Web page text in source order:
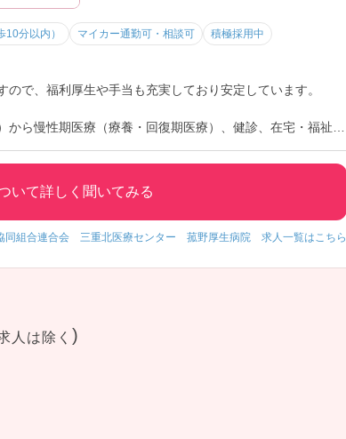
10分以内） マイカー通勤可・相談可 積極採用中
で、福利厚生や手当も充実しており安定しています。
ら慢性期医療（療養・回復期医療）、健診、在宅・福祉部
にも力をいれています。
いて詳しく聞いてみる
同組合連合会 三重北医療センター 菰野厚生病院 求人一覧はこちら
人は除く )